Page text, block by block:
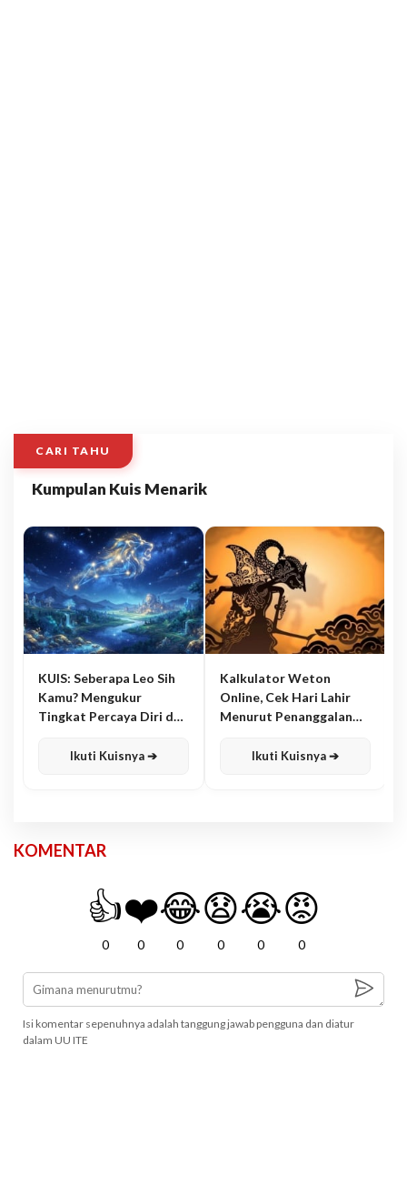
CARI TAHU
Kumpulan Kuis Menarik
KUIS: Seberapa Leo Sih
Kamu? Mengukur
Tingkat Percaya Diri dan
Ikuti Kuisnya ➔
Kalkulator Weton
Online, Cek Hari Lahir
Menurut Penanggalan
Ikuti Kuisnya ➔
KOMENTAR
👍
0
❤️
0
😂
0
😧
0
😭
0
😡
0
Isi komentar sepenuhnya adalah tanggung jawab pengguna dan diatur
dalam UU ITE